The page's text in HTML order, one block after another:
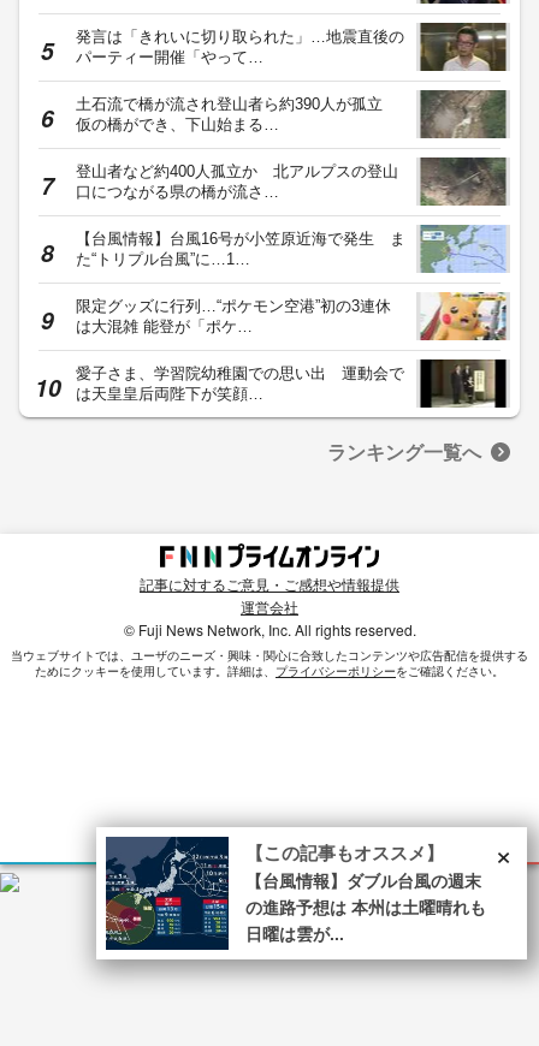
発言は「きれいに切り取られた」…地震直後の
パーティー開催「やって…
土石流で橋が流され登山者ら約390人が孤立
仮の橋ができ、下山始まる…
登山者など約400人孤立か 北アルプスの登山
口につながる県の橋が流さ…
【台風情報】台風16号が小笠原近海で発生 ま
た“トリプル台風”に…1…
限定グッズに行列…“ポケモン空港”初の3連休
は大混雑 能登が「ポケ…
愛子さま、学習院幼稚園での思い出 運動会で
は天皇皇后両陛下が笑顔…
ランキング一覧へ
記事に対するご意見・ご感想や情報提供
運営会社
© Fuji News Network, Inc. All rights reserved.
当ウェブサイトでは、ユーザのニーズ・興味・関⼼に合致したコンテンツや広告配信を提供する
ためにクッキーを使⽤しています。詳細は、 プライバシーポリシーをご確認ください。
×
【この記事もオススメ】
【台風情報】ダブル台風の週末
の進路予想は 本州は土曜晴れも
日曜は雲が...